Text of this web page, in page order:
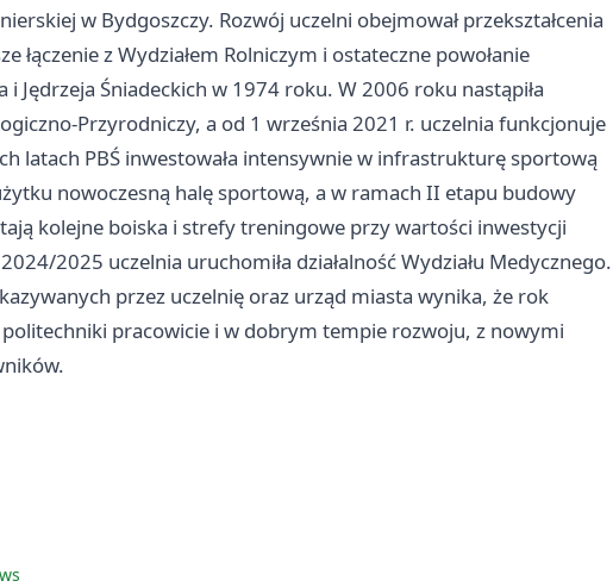
w Bydgoszczy. Rozwój uczelni obejmował przekształcenia
łączenie z Wydziałem Rolniczym i ostateczne powołanie
i Jędrzeja Śniadeckich w 1974 roku. W 2006 roku nastąpiła
Przyrodniczy, a od 1 września 2021 r. uczelnia funkcjonuje
latach PBŚ inwestowała intensywnie w infrastrukturę sportową
nowoczesną halę sportową, a w ramach II etapu budowy
kolejne boiska i strefy treningowe przy wartości inwestycji
2025 uczelnia uruchomiła działalność Wydziału Medycznego.
przez uczelnię oraz urząd miasta wynika, że rok
pracowicie i w dobrym tempie rozwoju, z nowymi